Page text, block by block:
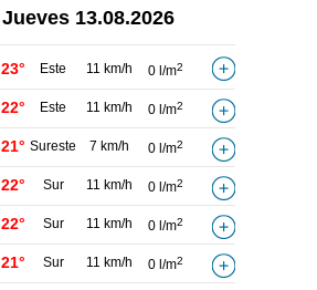
Jueves 13.08.2026
23° Este 11 km/h 0 l/m2
22° Este 11 km/h 0 l/m2
21° Sureste 7 km/h 0 l/m2
22° Sur 11 km/h 0 l/m2
22° Sur 11 km/h 0 l/m2
21° Sur 11 km/h 0 l/m2